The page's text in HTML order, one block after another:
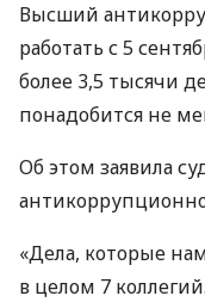
Высший
работать с 5
более 3,5 тысячи
понадобится не
Об этом заявила
«Дела, которые
в целом 7